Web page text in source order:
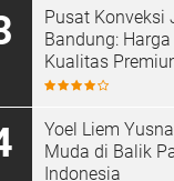
Pusat Konveksi
Bandung:
Kualitas
Custom
Yoel Liem
Muda di Balik
Indonesia